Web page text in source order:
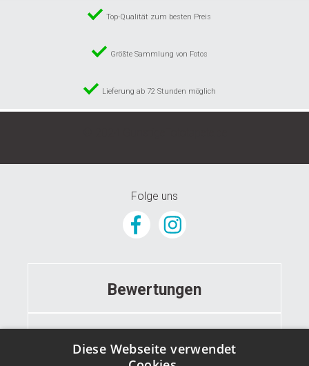
Top-Qualität zum besten Preis
Größte Sammlung von Fotos
Lieferung ab 72 Stunden möglich
Folge uns
Bewertungen
Informationen
Diese Webseite verwendet